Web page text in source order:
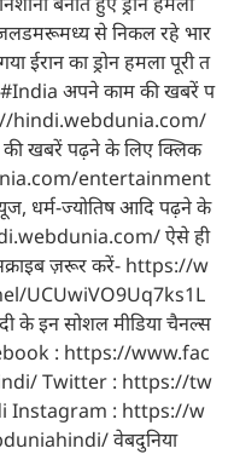
जलडमरूमध्य से निकल रहे भार
ईरान का ड्रोन हमला पूरी त
#India अपने काम की खबरें प
hindi.webdunia.com/
खबरें पढ़ने के लिए क्लिक
entertainment
धर्म-ज्योतिष आदि पढ़ने के
ऐसे ही
ज़रूर करें- https://w
UCUwiVO9Uq7ks1L
के इन सोशल मीडिया चैनल्स
: https://www.fac
Twitter : https://tw
Instagram : https://w
वेबदुनिया